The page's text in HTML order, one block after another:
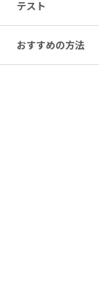
テスト
おすすめの方法